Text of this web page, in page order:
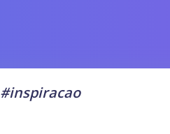
#inspiracao